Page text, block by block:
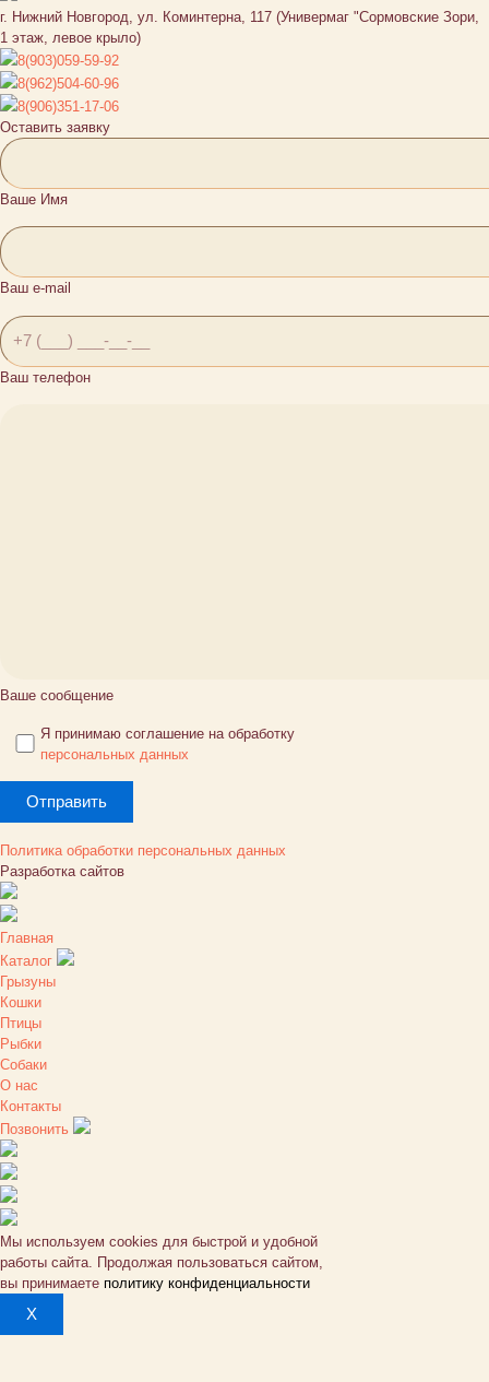
г. Нижний Новгород, ул. Коминтерна, 117 (Универмаг "Сормовские Зори,
1 этаж, левое крыло)
8(903)059-59-92
8(962)504-60-96
8(906)351-17-06
Оставить заявку
Ваше Имя
Ваш e-mail
Ваш телефон
Ваше сообщение
Я принимаю соглашение на обработку
персональных данных
Политика обработки персональных данных
Разработка сайтов
Главная
Каталог
Грызуны
Кошки
Птицы
Рыбки
Собаки
О нас
Контакты
Позвонить
Мы используем cookies для быстрой и удобной
работы сайта. Продолжая пользоваться сайтом,
вы принимаете политику конфиденциальности
X